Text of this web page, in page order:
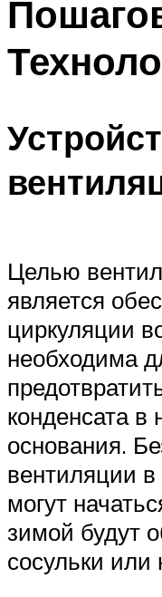
Целью
является
циркуляции
необходима
конденсата в
основания.
вентиляции
могут
зимой будут
сосульки или